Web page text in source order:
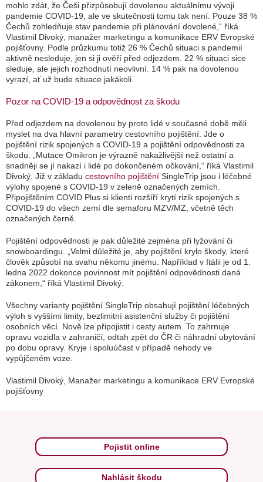
mohlo zdát, že Češi přizpůsobují dovolenou aktuálnímu vývoji
pandemie COVID-19, ale ve skutečnosti tomu tak není. Pouze 38 %
Čechů zohledňuje stav pandemie při plánování dovolené,“ říká
Vlastimil Divoký, manažer marketingu a komunikace ERV Evropské
pojišťovny. Podle průzkumu totiž 26 % Čechů situaci s pandemií
aktivně nesleduje, jen si ji ověří před odjezdem. 22 % situaci sice
sleduje, ale jejich rozhodnutí neovlivní. 14 % pak na dovolenou
vyrazí, ať už bude situace jakákoli.
Pozor na COVID-19 a odpovědnost za škodu
Před odjezdem na dovolenou by proto lidé v současné době měli
myslet na dva hlavní parametry cestovního pojištění. Jde o
pojištění rizik spojených s COVID-19 a pojištění odpovědnosti za
škodu.
„Mutace Omikron je výrazně nakažlivější než ostatní a
snadněji se jí nakazí i lidé po dokončeném očkování,“ říká Vlastimil
Divoký. Již v základu cestovního pojištění SingleTrip jsou i léčebné
výlohy spojené s COVID-19 v zeleně označených zemích.
Připojištěním COVID Plus si klienti rozšíří krytí rizik spojených s
COVID-19 do všech zemí dle semaforu MZV/MZ, včetně těch
označených černě.
Pojištění odpovědnosti je pak důležité zejména při lyžování či
snowboardingu.
„Velmi důležité je, aby pojištění krylo škody, které
člověk způsobí na svahu někomu jinému. Například v Itálii je od 1.
ledna 2022 dokonce povinnost mít pojištění odpovědnosti daná
zákonem,“ říká Vlastimil Divoký.
Všechny varianty pojištění SingleTrip obsahují pojištění léčebných
výloh s vyššími limity, bezlimitní asistenční služby či pojištění
osobních věcí. Nově lze připojistit i cesty autem. To zahrnuje
opravu vozidla v zahraničí, odtah zpět do ČR či náhradní ubytování
po dobu opravy. Kryje i spoluúčast v případě nehody ve
vypůjčeném voze.
Vlastimil Divoký, Manažer marketingu a komunikace ERV Evropské
pojišťovny
Pojistit online
Nahlásit škodu